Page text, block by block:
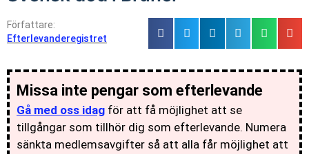
Författare:
Efterlevanderegistret
Missa inte pengar som efterlevande
Gå med oss idag för att få möjlighet att se
tillgångar som tillhör dig som efterlevande. Numera
sänkta medlemsavgifter så att alla får möjlighet att